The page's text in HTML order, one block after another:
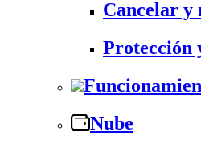
Cancelar y
Protección
Nube